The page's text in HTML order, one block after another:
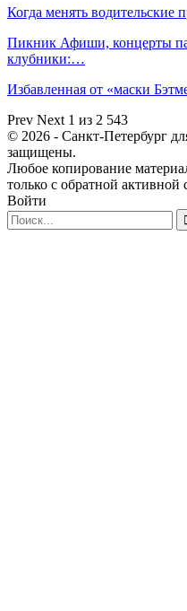
Когда менять
Пикник Афиши, концерты
клубники:…
Избавленная от «маски
Prev Next 1 из 2 543
© 2026 - Санкт-Петербург
защищены.
Любое копирование
только с обратной активной
Войти